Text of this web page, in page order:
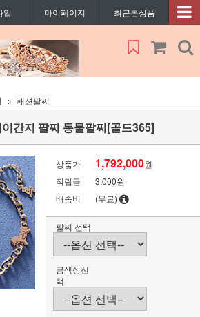
입 마이페이지 최근본상품
패션팔찌
간지 팔찌 동물팔찌[골드365]
상품가 1,792,000원
적립금
3,000원
배송비
(무료)
팔찌 선택
금색상선
택